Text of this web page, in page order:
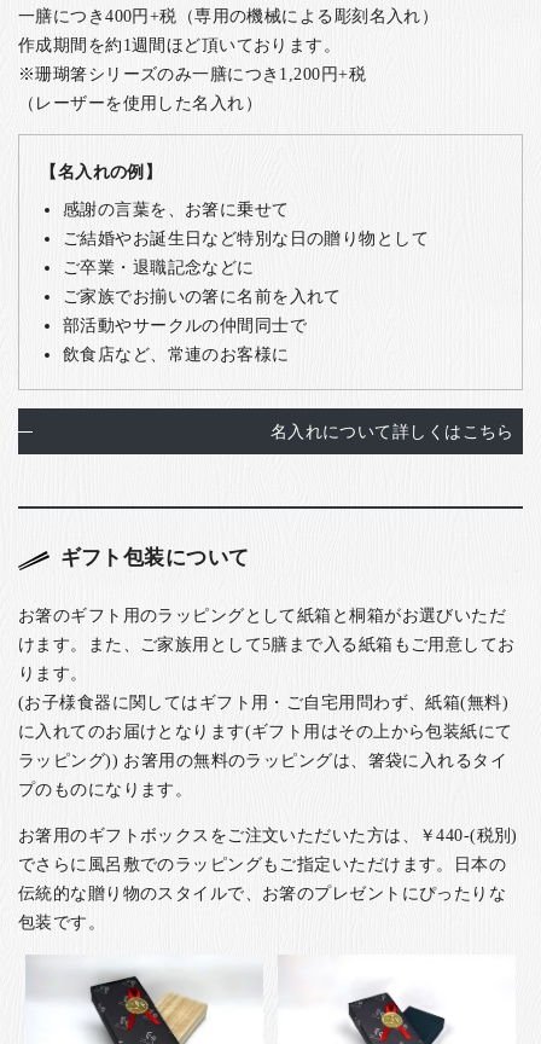
一膳につき400円+税（専用の機械による彫刻名入れ）
作成期間を約1週間ほど頂いております。
※珊瑚箸シリーズのみ一膳につき1,200円+税
（レーザーを使用した名入れ）
【名入れの例】
感謝の言葉を、お箸に乗せて
ご結婚やお誕生日など特別な日の贈り物として
ご卒業・退職記念などに
ご家族でお揃いの箸に名前を入れて
部活動やサークルの仲間同士で
飲食店など、常連のお客様に
名入れについて詳しくはこちら
ギフト包装について
お箸のギフト用のラッピングとして紙箱と桐箱がお選びいただ
けます。また、ご家族用として5膳まで入る紙箱もご用意してお
ります。
(お子様食器に関してはギフト用・ご自宅用問わず、紙箱(無料)
に入れてのお届けとなります(ギフト用はその上から包装紙にて
ラッピング)) お箸用の無料のラッピングは、箸袋に入れるタイ
プのものになります。
お箸用のギフトボックスをご注文いただいた方は、￥440-(税別)
でさらに風呂敷でのラッピングもご指定いただけます。日本の
伝統的な贈り物のスタイルで、お箸のプレゼントにぴったりな
包装です。